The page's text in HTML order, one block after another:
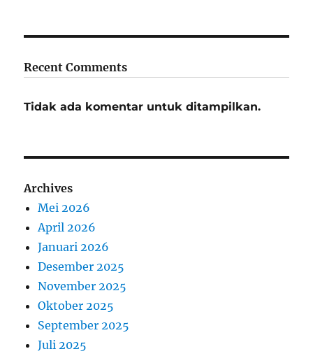
Recent Comments
Tidak ada komentar untuk ditampilkan.
Archives
Mei 2026
April 2026
Januari 2026
Desember 2025
November 2025
Oktober 2025
September 2025
Juli 2025